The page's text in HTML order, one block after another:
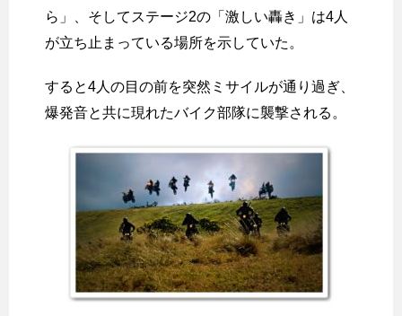
ら」、そしてステージ2の「激しい轟き」は4人
が立ち止まっている場所を示していた。
すると4人の目の前を突然ミサイルが通り過ぎ、
爆発音と共に現れたバイク部隊に襲撃される。